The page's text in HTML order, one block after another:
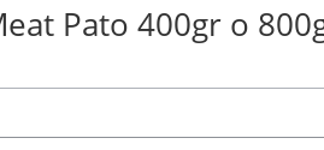
Pato 400gr o